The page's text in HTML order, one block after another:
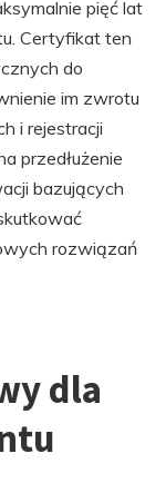
pięć lat
Certyfikat ten
do
im zwrotu
i rejestracji
przedłużenie
bazujących
rozwiązań
dla